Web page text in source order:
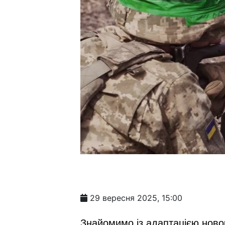
29 вересня 2025, 15:00